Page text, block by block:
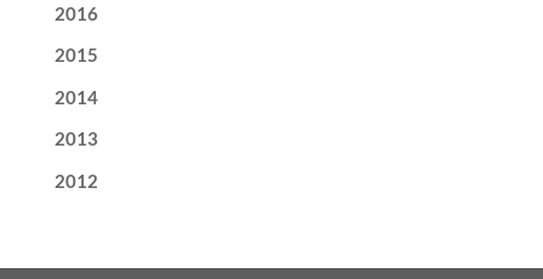
2016
2015
2014
2013
2012